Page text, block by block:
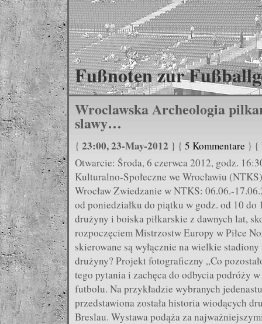
Fußnoten zur
Wroclawska Archeologia
slawy…
{ 23:00, 23-May-2012 } { 5 Kommentare } {
Otwarcie: Środa, 6 czerwca 2012, godz.
Kulturalno-Społeczne we Wrocławiu
Wrocław Zwiedzanie w NTKS: 06.06.-
od poniedziałku do piątku w godz. od 10 do
drużyny i boiska piłkarskie z dawnych lat,
rozpoczęciem Mistrzostw Europy w Piłce
skierowane są wyłącznie na wielkie
drużyny? Projekt fotograficzny „Co
tego pytania i zachęca do odbycia podróży w
futbolu. Na przykładzie wybranych
przedstawiona została historia wiodących
Breslau. Wystawa podąża za